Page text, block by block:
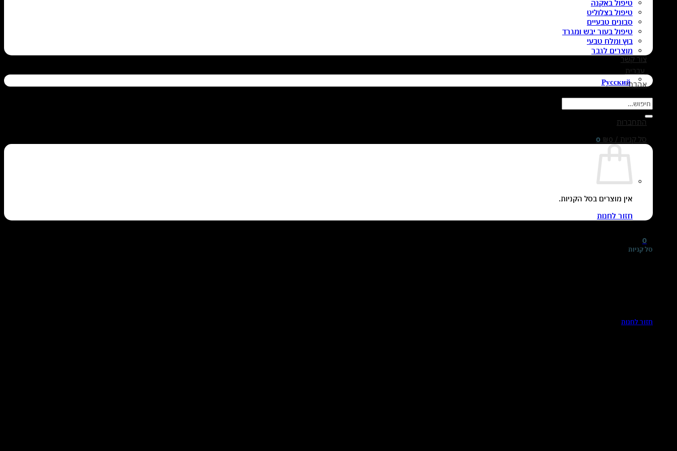
טיפול באקנה
טיפול בצלוליט
סבונים טבעיים
טיפול בעור יבש ומגרד
בוץ ומלח טבעי
מוצרים לגבר
צור קשר
עברית
Русскийאהבתי
חיפוש
עבור:
התחברות
סל קניות /
₪0
0
אין מוצרים בסל הקניות.
חזור לחנות
0
סל קניות
חזור לחנות